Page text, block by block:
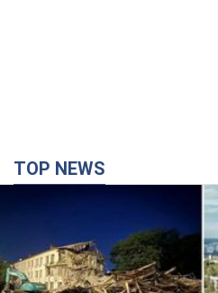
Киево-Печерскую лавру
"монстром"? Почему
отказались остановить
небоскреба
Какая реакция Кличко на
21 хвилину тому 201